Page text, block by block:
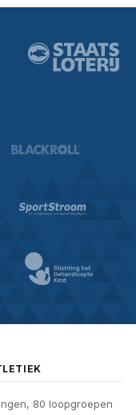
80 loopgroepen